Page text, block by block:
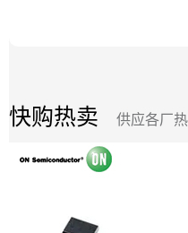
快购热卖 供应各厂